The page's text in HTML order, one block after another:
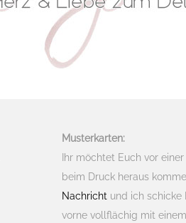
Musterkarten:
Ihr möchtet Euch vor
beim Druck heraus
Nachricht und ich schicke
vorne vollflächig mit